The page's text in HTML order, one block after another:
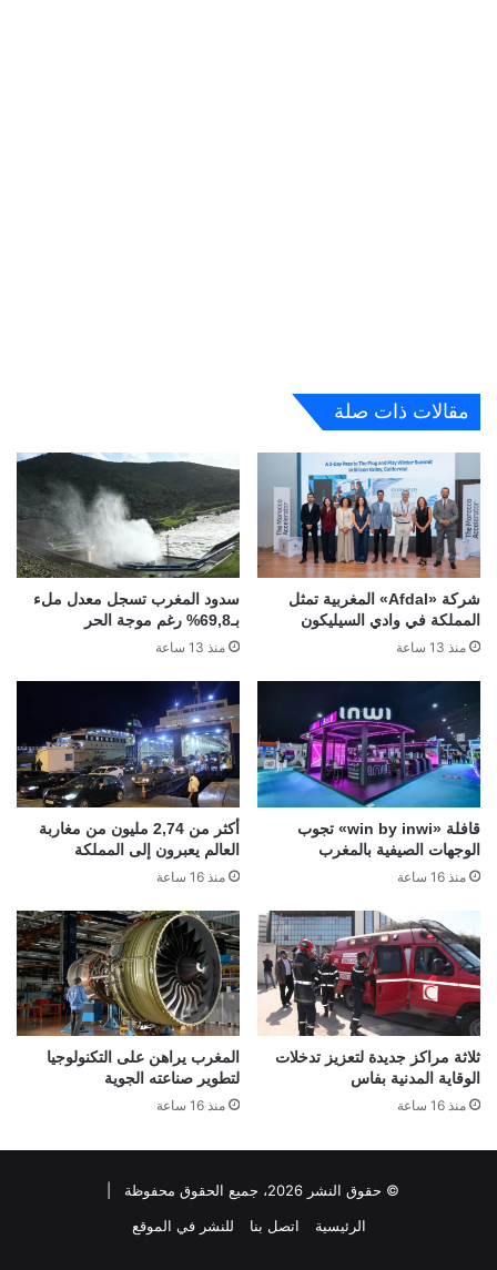
مقالات ذات صلة
شركة «Afdal» المغربية تمثل
المملكة في وادي السيليكون
منذ 13 ساعة
سدود المغرب تسجل معدل ملء
بـ69,8% رغم موجة الحر
منذ 13 ساعة
قافلة «win by inwi» تجوب
الوجهات الصيفية بالمغرب
منذ 16 ساعة
أكثر من 2,74 مليون من مغاربة
العالم يعبرون إلى المملكة
منذ 16 ساعة
ثلاثة مراكز جديدة لتعزيز تدخلات
الوقاية المدنية بفاس
منذ 16 ساعة
المغرب يراهن على التكنولوجيا
لتطوير صناعته الجوية
منذ 16 ساعة
© حقوق النشر 2026، جميع الحقوق محفوظة |
الرئيسية
اتصل بنا للنشر في الموقع